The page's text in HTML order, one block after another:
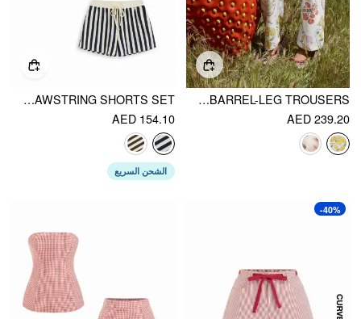
COTTON MID RISE FRUIT CAT GRAPHIC BARREL-LEG TROUSERS
AED 239.20
COLOR-BLOCKED STRIPES COLLAR TOP & MID RISE DRAWSTRING SHORTS SET
AED 154.10
الشحن السريع
-40%